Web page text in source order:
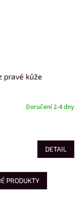
pravé kůže
Doručení 2-4 dny
DETAIL
PRODUKTY